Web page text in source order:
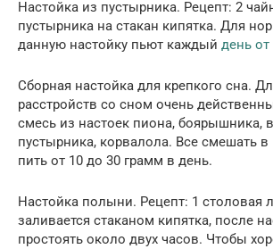
Настойка из пустырника. Рецепт: 2
пустырника на стакан кипятка. Для
данную настойку пьют каждый день от
Сборная настойка для крепкого сна.
расстройств со сном очень
смесь из настоек пиона, боярышника,
пустырника, корвалола. Все смешать в
пить от 10 до 30 грамм в день.
Настойка полыни. Рецепт: 1 столовая
заливается стаканом кипятка, после
простоять около двух часов. Чтобы